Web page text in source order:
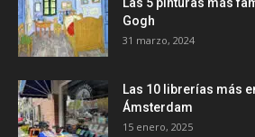
Las 5 pinturas más
Gogh
31 marzo, 2024
Las 10 librerías más
Ámsterdam
15 enero, 2025